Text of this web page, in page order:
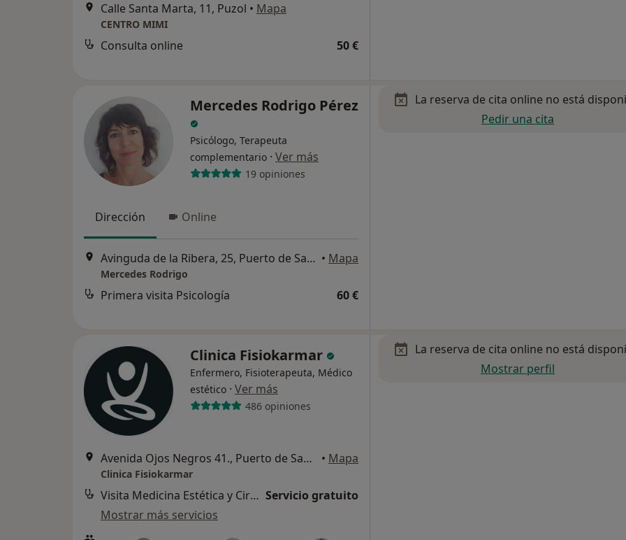
Calle Santa Marta, 11, Puzol • Mapa
CENTRO MIMI
Consulta online 50 €
Mercedes Rodrigo Pérez
Psicólogo, Terapeuta
complementario · Ver más
19 opiniones
Dirección Online
Avinguda de la Ribera, 25, Puerto de Sagunto • Mapa
Mercedes Rodrigo
Primera visita Psicología 60 €
La reserva de cita online no está
Pedir una cita
Clinica Fisiokarmar
Enfermero, Fisioterapeuta, Médico
estético · Ver más
486 opiniones
Avenida Ojos Negros 41., Puerto de Sagunto • Mapa
Clinica Fisiokarmar
Visita Medicina Estética y Cirugía Cosmética Servicio gratuito
Mostrar más servicios
La reserva de cita online no está
Mostrar perfil